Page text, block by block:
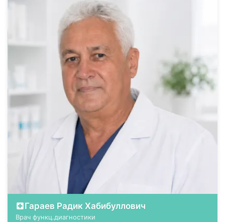
Гараев Радик Хабибуллович
Врач функц.диагностики